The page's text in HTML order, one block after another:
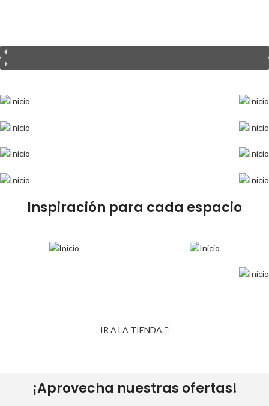
Inspiración para cada espacio
IR A LA TIENDA
¡Aprovecha nuestras ofertas!